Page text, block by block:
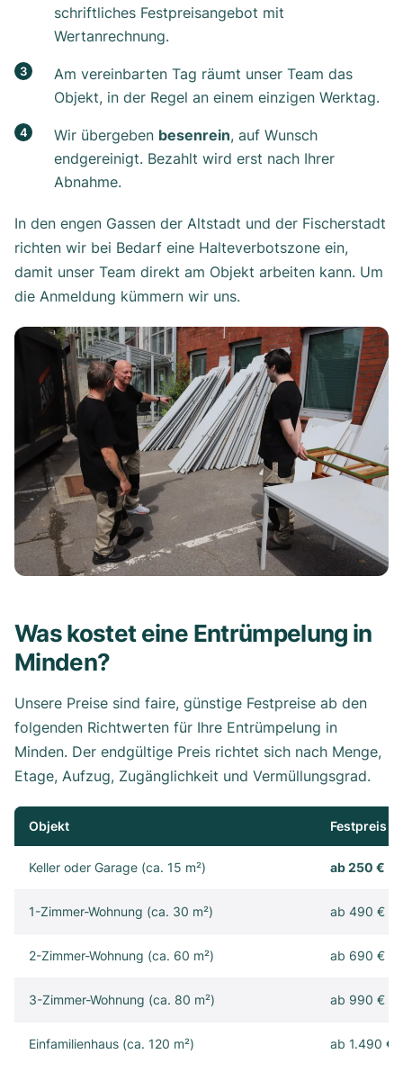
schriftliches Festpreisangebot mit
Wertanrechnung.
Am vereinbarten Tag räumt unser Team das
Objekt, in der Regel an einem einzigen Werktag.
Wir übergeben besenrein, auf Wunsch
endgereinigt. Bezahlt wird erst nach Ihrer
Abnahme.
In den engen Gassen der Altstadt und der Fischerstadt
richten wir bei Bedarf eine Halteverbotszone ein,
damit unser Team direkt am Objekt arbeiten kann. Um
die Anmeldung kümmern wir uns.
Was kostet eine Entrümpelung in
Minden?
Unsere Preise sind faire, günstige Festpreise ab den
folgenden Richtwerten für Ihre Entrümpelung in
Minden. Der endgültige Preis richtet sich nach Menge,
Etage, Aufzug, Zugänglichkeit und Vermüllungsgrad.
Objekt Festpreis
Keller oder Garage (ca. 15 m²) ab 250 €
1-Zimmer-Wohnung (ca. 30 m²) ab 490 €
2-Zimmer-Wohnung (ca. 60 m²) ab 690 €
3-Zimmer-Wohnung (ca. 80 m²) ab 990 €
Einfamilienhaus (ca. 120 m²) ab 1.490 €